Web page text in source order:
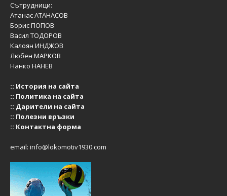
Сътрудници:
Атанас АТАНАСОВ
Борис ПОПОВ
Васил ТОДОРОВ
Калоян ИНДЖОВ
Любен МАРКОВ
Нанко НАНЕВ
:: История на сайта
:: Политика на сайта
:: Дарители на сайта
:: Полезни връзки
:: Контактна форма
email: info@lokomotiv1930.com